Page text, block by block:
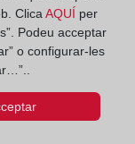
ClicaAQUÍ per
Podeu acceptar
o configurar-les